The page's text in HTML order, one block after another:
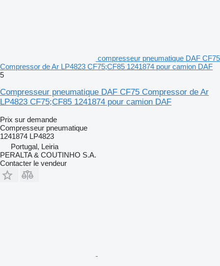
compresseur pneumatique DAF CF75
Compressor de Ar LP4823 CF75;CF85 1241874 pour camion DAF
5
Compresseur pneumatique DAF CF75 Compressor de Ar
LP4823 CF75;CF85 1241874 pour camion DAF
Prix sur demande
Compresseur pneumatique
1241874 LP4823
Portugal, Leiria
PERALTA & COUTINHO S.A.
Contacter le vendeur